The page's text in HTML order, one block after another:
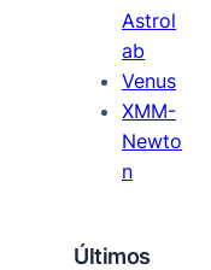
Astrol
ab
Venus
XMM-
Newto
n
Últimos